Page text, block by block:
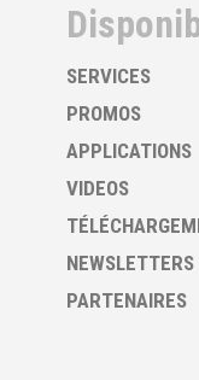
SERVICES
PROMOS
APPLICATIONS
VIDEOS
PARTENAIRES